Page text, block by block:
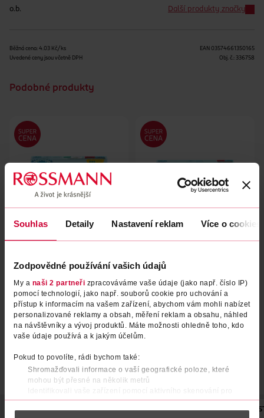
Souhlas Detaily Nastavení reklam Více o cookies
Zodpovědné používání vašich údajů
My a naši 2 partneři zpracováváme vaše údaje (jako např. číslo IP)
pomocí technologií, jako např. souborů cookie pro uchování a
přístup k informacím na vašem zařízení, abychom vám mohli nabízet
personalizované reklamy a obsah, měření reklam a obsahu, náhled
na návštěvníky a vývoj produktů. Máte možnosti ohledně toho, kdo
vaše údaje používá a k jakým účelům.
Pokud to povolíte, rádi bychom také:
Shromažďovali informace o vaší geografické poloze, které
mohou být přesné na několik metrů
Identifikovali vaše zařízení pomocí aktivního skenování pro
konkrétní charakteristiky (otisk prstu)
Zjistěte více o tom, jak zpracováváme vaše osobní údaje, a nastavte
o.b. Další produkty značky
Běžná cena: 4.03 Kč/ks
Uvedené ceny jsou včetně DPH
EAN 03574661350165
Obj. č.: 336758
Podobné produkty
o.b. 16 ks
74.90 Kč
DO KOŠÍKU
Obj. č.: 1492019
o.b. 16 ks
74.90 Kč
DO KOŠÍKU
POPIS SKLADOVÁNÍ UPOZORNĚNÍ POČET SÍLA